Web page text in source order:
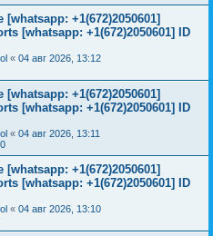
+1(672)2050601]
[whatsapp: +1(672)2050601] ID
« 04 авг 2026, 13:12
+1(672)2050601]
[whatsapp: +1(672)2050601] ID
« 04 авг 2026, 13:11
+1(672)2050601]
[whatsapp: +1(672)2050601] ID
« 04 авг 2026, 13:10